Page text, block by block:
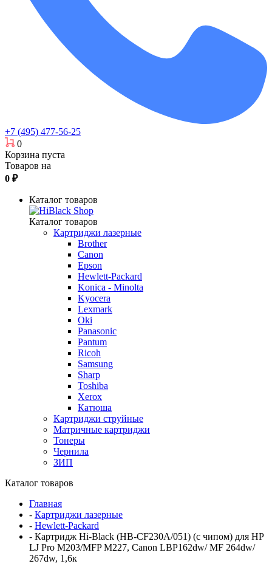
+7 (495) 477-56-25
0
Корзина пуста
Товаров на
0 ₽
Каталог товаров
Каталог товаров
Картриджи лазерные
Brother
Canon
Epson
Hewlett-Packard
Konica - Minolta
Kyocera
Lexmark
Oki
Panasonic
Pantum
Ricoh
Samsung
Sharp
Toshiba
Xerox
Катюша
Картриджи струйные
Матричные картриджи
Тонеры
Чернила
ЗИП
Каталог товаров
Главная
- Картриджи лазерные
- Hewlett-Packard
- Картридж Hi-Black (HB-CF230A/051) (с чипом) для HP
LJ Pro M203/MFP M227, Canon LBP162dw/ MF 264dw/
267dw, 1,6к